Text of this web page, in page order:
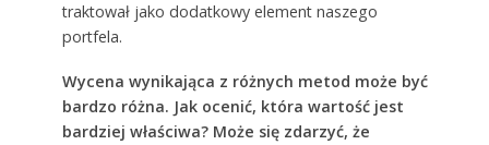
traktował jako dodatkowy element naszego
portfela.
Wycena wynikająca z różnych metod może być
bardzo różna. Jak ocenić, która wartość jest
bardziej właściwa? Może się zdarzyć, że